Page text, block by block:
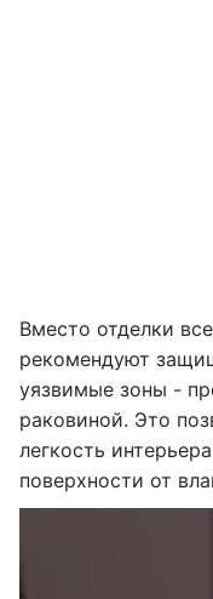
Вместо отделки
рекомендуют
уязвимые зоны -
раковиной. Это
легкость
поверхности от